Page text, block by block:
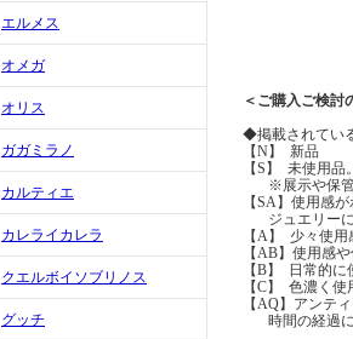
エルメス
オメガ
オリス
ガガミラノ
カルティエ
カレライカレラ
クエルボイソブリノス
グッチ
＜ご購入ご検討
◆掲載されてい
【N】 新品
【S】 未使用
※展示や保管
【SA】使用感
ジュエリーに
【A】 少々使
【AB】使用感
【B】 日常的
【C】 色濃く
【AQ】アンテ
時間の経過に